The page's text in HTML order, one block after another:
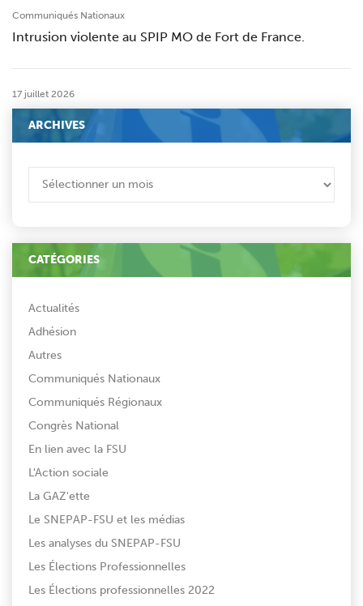
Communiqués Nationaux
Intrusion violente au SPIP MO de Fort de France.
17 juillet 2026
ARCHIVES
CATÉGORIES
Actualités
Adhésion
Autres
Communiqués Nationaux
Communiqués Régionaux
Congrès National
En lien avec la FSU
L'Action sociale
La GAZ'ette
Le SNEPAP-FSU et les médias
Les analyses du SNEPAP-FSU
Les Élections Professionnelles
Les Élections professionnelles 2022